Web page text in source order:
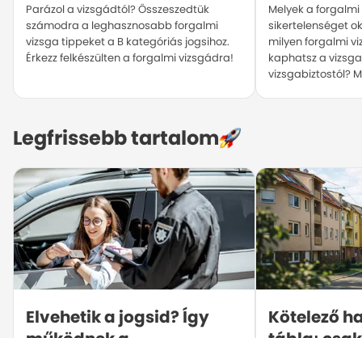
Parázol a vizsgádtól? Összeszedtük
számodra a leghasznosabb forgalmi
vizsga tippeket a B kategóriás jogsihoz.
Érkezz felkészülten a forgalmi vizsgádra!
Melyek a
sikertelenséget
milyen forgalmi
kaphatsz a
vizsgabiztostól?
Legfrissebb tartalom
Elvehetik a jogsid? Így
Kötelező